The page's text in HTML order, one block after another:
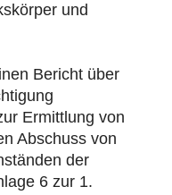
und
Bericht über
Ermittlung von
Abschuss von
der
6 zur 1.